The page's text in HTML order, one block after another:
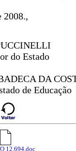
2008.,
do Estado
DA
de Educação
12.694.doc